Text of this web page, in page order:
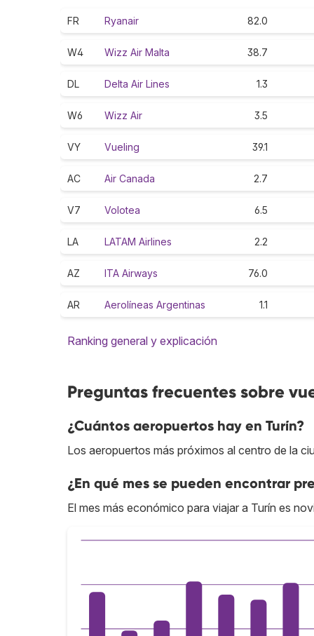
FR Ryanair 82.0
W4 Wizz Air Malta 38.7
DL Delta Air Lines 1.3
W6 Wizz Air 3.5
VY Vueling 39.1
AC Air Canada 2.7
V7 Volotea 6.5
LA LATAM Airlines 2.2
AZ ITA Airways 76.0
AR Aerolíneas Argentinas 1.1
Ranking general y explicación
Preguntas frecuentes sobre
¿Cuántos aeropuertos hay en Turín?
Los aeropuertos más próximos al centro de la
¿En qué mes se pueden encontrar
El mes más económico para viajar a Turín es